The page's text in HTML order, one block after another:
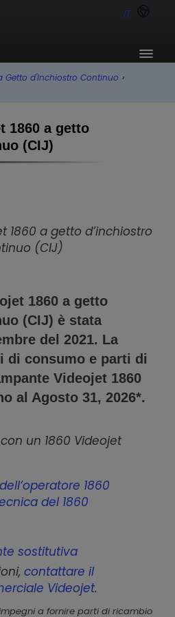
IT
Getto d'Inchiostro Continuo ›
1860 a getto
(CIJ)
1860 a getto d’inchiostro
(CIJ)
1860 a getto
(CIJ) è stata
del 2021. La
di consumo e parti di
Videojet 1860
al Agosto 31, 2026*.
un 1860 Videojet
1860
del 1860
sostitutiva
contattare il
Videojet.
a fornire parti di ricambio